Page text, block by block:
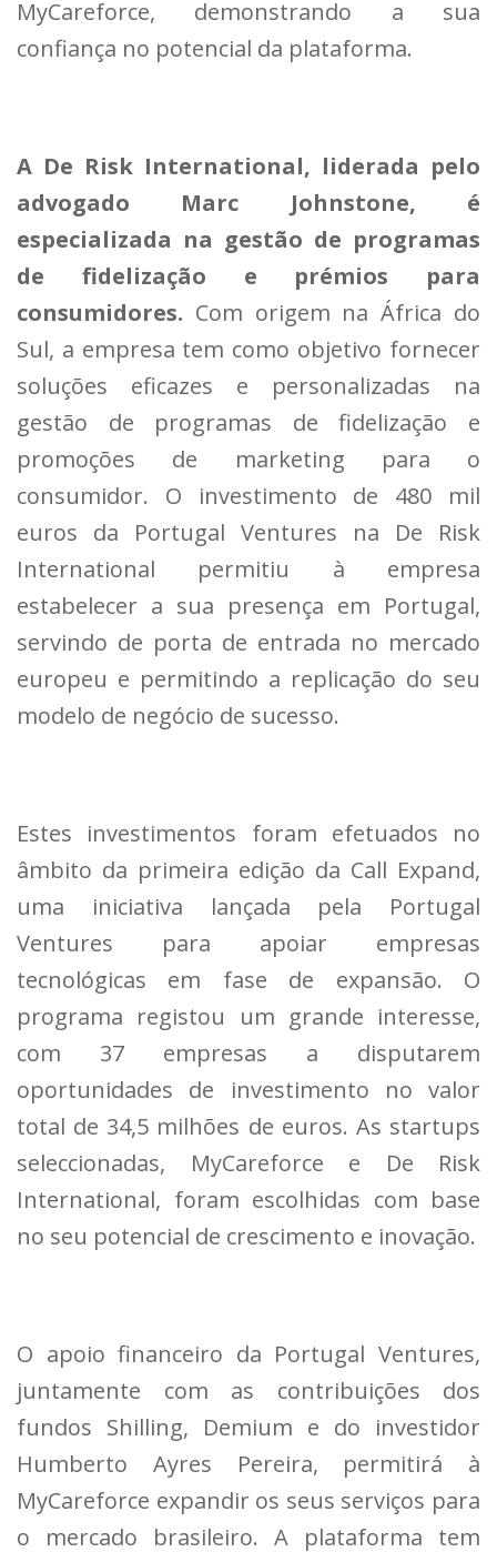
MyCareforce, demonstrando a sua
confiança no potencial da plataforma.
A De Risk International, liderada pelo
advogado Marc Johnstone, é
especializada na gestão de programas
de fidelização e prémios para
consumidores. Com origem na África do
Sul, a empresa tem como objetivo fornecer
soluções eficazes e personalizadas na
gestão de programas de fidelização e
promoções de marketing para o
consumidor. O investimento de 480 mil
euros da Portugal Ventures na De Risk
International permitiu à empresa
estabelecer a sua presença em Portugal,
servindo de porta de entrada no mercado
europeu e permitindo a replicação do seu
modelo de negócio de sucesso.
Estes investimentos foram efetuados no
âmbito da primeira edição da Call Expand,
uma iniciativa lançada pela Portugal
Ventures para apoiar empresas
tecnológicas em fase de expansão. O
programa registou um grande interesse,
com 37 empresas a disputarem
oportunidades de investimento no valor
total de 34,5 milhões de euros. As startups
seleccionadas, MyCareforce e De Risk
International, foram escolhidas com base
no seu potencial de crescimento e inovação.
O apoio financeiro da Portugal Ventures,
juntamente com as contribuições dos
fundos Shilling, Demium e do investidor
Humberto Ayres Pereira, permitirá à
MyCareforce expandir os seus serviços para
o mercado brasileiro. A plataforma tem